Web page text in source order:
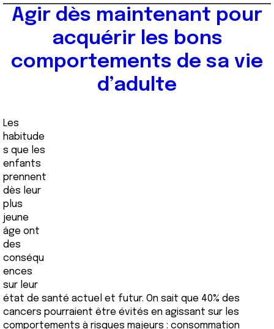
Agir dès maintenant pour
acquérir les bons
comportements de sa vie
d’adulte
Les
habitude
s que les
enfants
prennent
dès leur
plus
jeune
âge ont
des
conséqu
ences
sur leur
état de santé actuel et futur. On sait que 40% des
cancers pourraient être évités en agissant sur les
comportements à risques majeurs : consommation